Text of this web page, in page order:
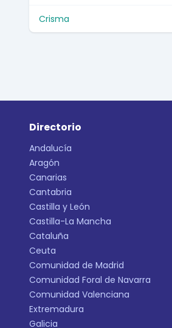
Crisma
Directorio
Andalucía
Aragón
Canarias
Cantabria
Castilla y León
Castilla-La Mancha
Cataluña
Ceuta
Comunidad de Madrid
Comunidad Foral de Navarra
Comunidad Valenciana
Extremadura
Galicia